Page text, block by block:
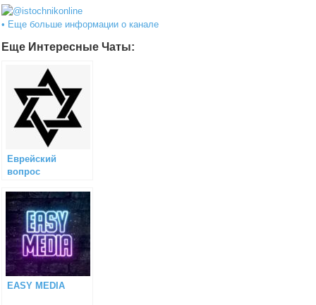
• Еще больше информации о канале
Еще Интересные Чаты:
Еврейский
вопрос
EASY MEDIA